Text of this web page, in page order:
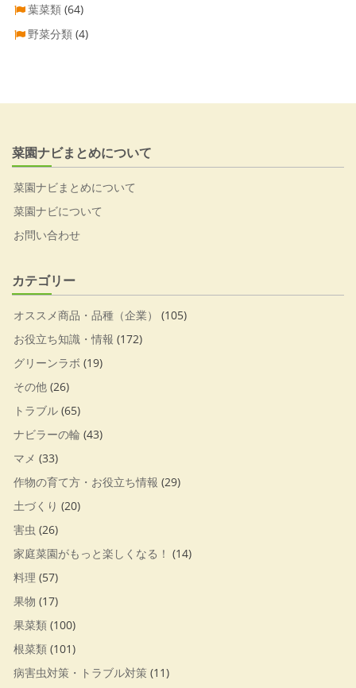
葉菜類 (64)
野菜分類 (4)
菜園ナビまとめについて
菜園ナビまとめについて
菜園ナビについて
お問い合わせ
カテゴリー
オススメ商品・品種（企業）
(105)
お役立ち知識・情報 (172)
グリーンラボ (19)
その他 (26)
トラブル (65)
ナビラーの輪 (43)
マメ (33)
作物の育て方・お役立ち情報 (29)
土づくり (20)
害虫 (26)
家庭菜園がもっと楽しくなる！ (14)
料理 (57)
果物 (17)
果菜類 (100)
根菜類 (101)
病害虫対策・トラブル対策 (11)